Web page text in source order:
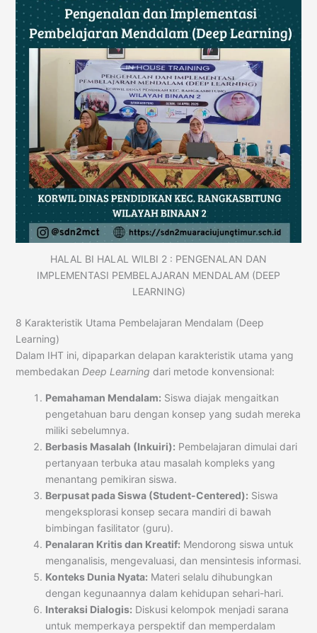
HALAL BI HALAL WILBI 2 : PENGENALAN DAN
IMPLEMENTASI PEMBELAJARAN MENDALAM (DEEP
LEARNING)
8 Karakteristik Utama Pembelajaran Mendalam (Deep
Learning)
Dalam IHT ini, dipaparkan delapan karakteristik utama yang
membedakan Deep Learning dari metode konvensional:
Pemahaman Mendalam: Siswa diajak mengaitkan
pengetahuan baru dengan konsep yang sudah mereka
miliki sebelumnya.
Berbasis Masalah (Inkuiri): Pembelajaran dimulai dari
pertanyaan terbuka atau masalah kompleks yang
menantang pemikiran siswa.
Berpusat pada Siswa (Student-Centered): Siswa
mengeksplorasi konsep secara mandiri di bawah
bimbingan fasilitator (guru).
Penalaran Kritis dan Kreatif: Mendorong siswa untuk
menganalisis, mengevaluasi, dan mensintesis informasi.
Konteks Dunia Nyata: Materi selalu dihubungkan
dengan kegunaannya dalam kehidupan sehari-hari.
Interaksi Dialogis: Diskusi kelompok menjadi sarana
untuk memperkaya perspektif dan memperdalam